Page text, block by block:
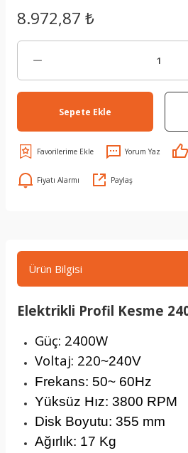
8.972,87 ₺
Sepete Ekle
Yorum Yaz
Fiyatı Alarmı Paylaş
Ürün Bilgisi
Elektrikli Profil Kesme
Güç: 2400W
Voltaj: 220~240V
Frekans: 50~ 60Hz
Yüksüz Hız: 3800 RPM
Disk Boyutu: 355 mm
Ağırlık: 17 Kg